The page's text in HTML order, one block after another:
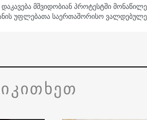
მშვიდობიან პროტესტში
უფლებათა საერთაშორისო